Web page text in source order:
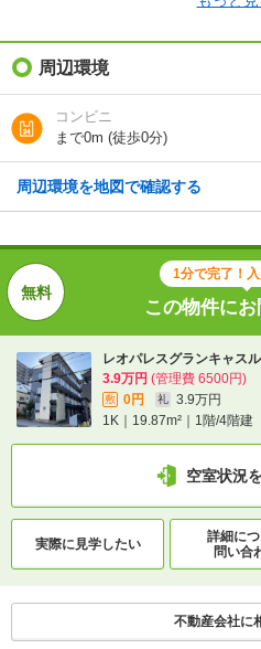
礼金（敷引・償
却金）
間取り / 専有面
積
1K/19.87m²
種別 / 構造 マンション
階建 1階/4階建
総戸数 48戸
向き -
住所 熊本県熊本市中央区
地図を見る
熊本市電上熊本線/
熊本市電上熊本線/
周辺環境
コンビニ
まで0m (徒歩0分)
周辺環境を地図で確認する
1分で完了！入
この物件に
レオパレスグランキャス
3.9万円 (管理費 6500円)
敷 0円 礼
3.9万円
1K｜19.87m²｜1階/4階建
空室状況
実際に見学したい
詳細に
問い合
不動産会社に